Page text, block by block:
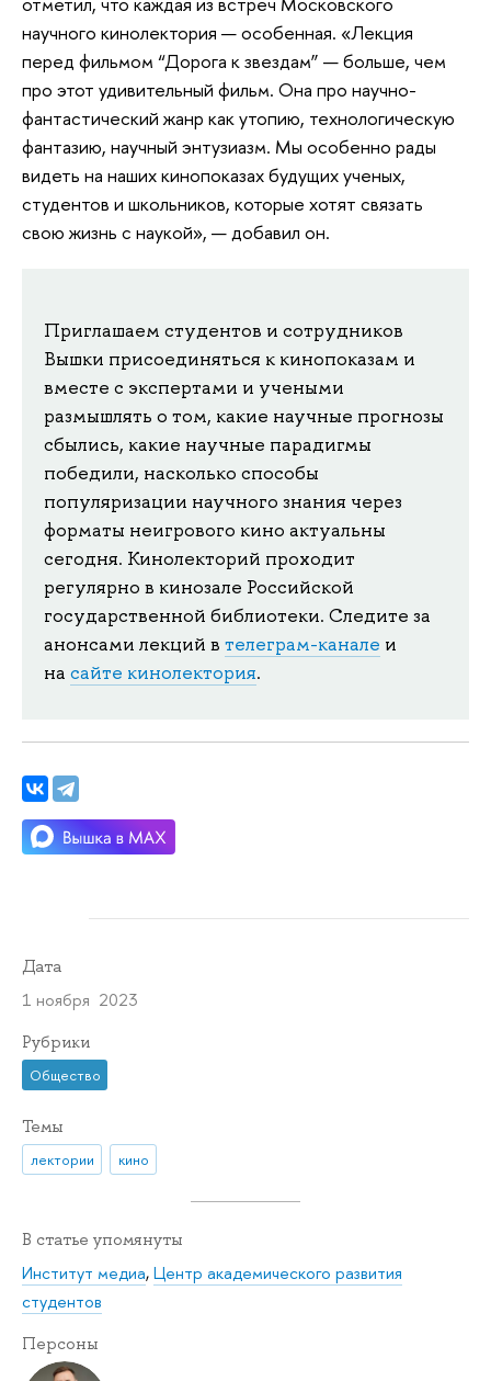
научного кинолектория — особенная. «Лекция
перед фильмом “Дорога к звездам” — больше, чем
про этот удивительный фильм. Она про научно-
фантастический жанр как утопию, технологическую
фантазию, научный энтузиазм. Мы особенно рады
видеть на наших кинопоказах будущих ученых,
студентов и школьников, которые хотят связать
свою жизнь с наукой», — добавил он.
Приглашаем студентов и сотрудников
Вышки присоединяться к кинопоказам и
вместе с экспертами и учеными
размышлять о том, какие научные прогнозы
сбылись, какие научные парадигмы
победили, насколько способы
популяризации научного знания через
форматы неигрового кино актуальны
сегодня. Кинолекторий проходит
регулярно в кинозале Российской
государственной библиотеки. Следите за
анонсами лекций в телеграм-канале и
на сайте кинолектория.
Дата
1 ноября 2023
Рубрики
Общество
Темы
лектории кино
В статье упомянуты
Институт медиа,Центр академического развития
студентов
Персоны